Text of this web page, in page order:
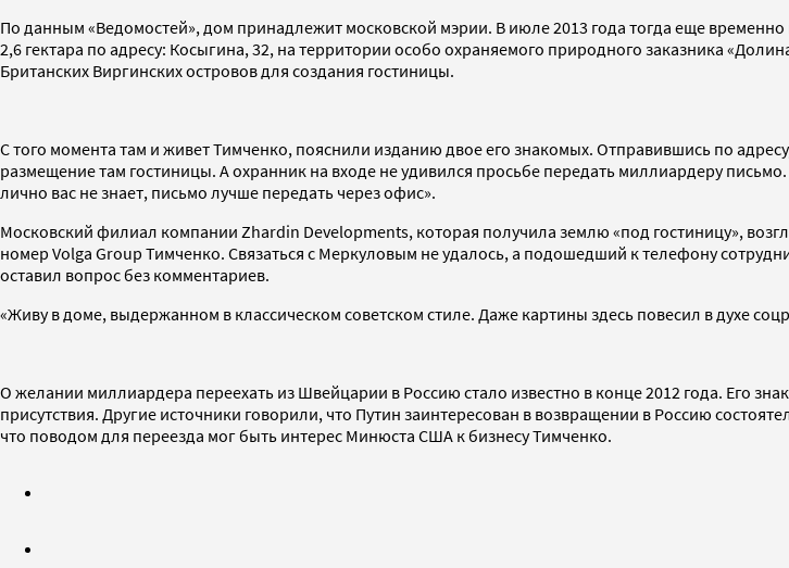
По данным «Ведомостей», дом принадлежит московской мэрии. В июле 2013 года тогда еще
2,6 гектара по адресу: Косыгина, 32, на территории особо охраняемого природного заказника
Британских Виргинских островов для создания гостиницы.
С того момента там и живет Тимченко, пояснили изданию двое его знакомых. Отправившись по
размещение там гостиницы. А охранник на входе не удивился просьбе передать миллиардеру
лично вас не знает, письмо лучше передать через офис».
Московский филиал компании Zhardin Developments, которая получила землю «под гостиницу»,
номер Volga Group Тимченко. Связаться с Меркуловым не удалось, а подошедший к телефону
оставил вопрос без комментариев.
«Живу в доме, выдержанном в классическом советском стиле. Даже картины здесь повесил в духе
О желании миллиардера переехать из Швейцарии в Россию стало известно в конце 2012 года. Его
присутствия. Другие источники говорили, что Путин заинтересован в возвращении в Россию
что поводом для переезда мог быть интерес Минюста США к бизнесу Тимченко.